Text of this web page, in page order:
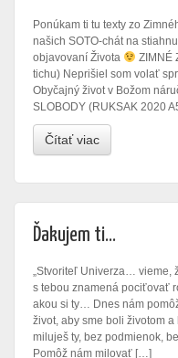
Ponúkam ti tu texty zo
našich SOTO-chát na
objavovaní Života
ZIMNÉ
tichu) Neprišiel som volať
Obyčajný život v Božom
SLOBODY (RUKSAK 2020
Čítať viac
Ďakujem ti…
„Stvoriteľ Univerza… vieme,
s tebou znamená pociťovať
akou si ty… Dnes nám
život, aby sme boli životom
miluješ ty, bez podmienok,
Pomôž nám milovať […]